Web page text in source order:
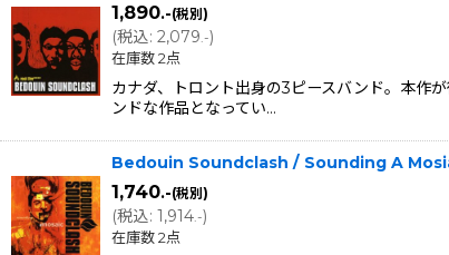
1,890.-(税別)
(税込: 2,079.-)
在庫数 2点
カナダ、トロント出身の3ピースバンド。本作
ンドな作品となってい…
Bedouin Soundclash / Sounding A
1,740.-(税別)
(税込: 1,914.-)
在庫数 2点